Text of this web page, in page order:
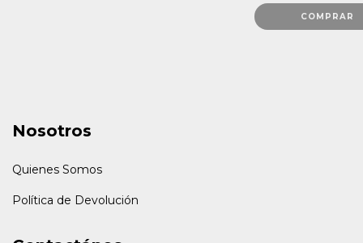
Nosotros
Quienes Somos
Política de Devolución